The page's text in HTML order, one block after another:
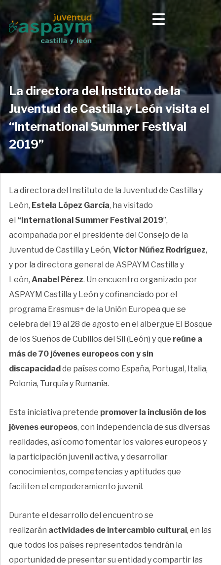
La directora del Instituto de la
Juventud de Castilla y León visita el
“International Summer Festival
2019”
La directora del Instituto de la Juventud de Castilla y
León, Estela López García, ha visitado
el “International Summer Festival 2019”,
acompañada por el presidente del Consejo de la
Juventud de Castilla y León, Víctor Núñez Rodríguez,
y por la directora general de ASPAYM Castilla y
León, Anabel Pérez. Un encuentro organizado por
ASPAYM Castilla y León y cofinanciado por el
programa Erasmus+ de la Unión Europea que se
celebra del 19 al 28 de agosto en el albergue El Bosque
de los Sueños de Cubillos del Sil (León) y que reúne a
más de 70 jóvenes europeos con y sin
discapacidadde países como España, Portugal, Italia,
Polonia, Turquía y Rumanía.
Esta iniciativa pretende promover la inclusión de los
jóvenes europeos, con independencia de sus diversas
realidades, así como fomentar los valores europeos y
la participación juvenil activa, y desarrollar
conocimientos, competencias y aptitudes que
faciliten el empoderamiento juvenil.
Durante el desarrollo del encuentro se
realizarán actividades de intercambio cultural, en las
que todos los países representados tendrán la
oportunidad de presentar su entidad y compartir las